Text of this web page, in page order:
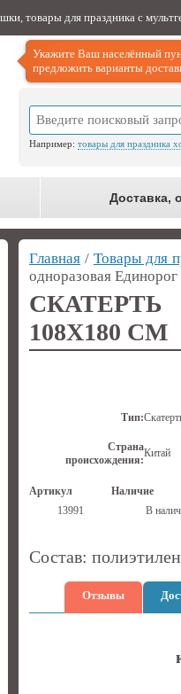
товары для праздника с
Укажите Ваш населённый
предложить варианты
Например: товары для праздника
Доставка,
Главная / Товары для
одноразовая
108Х180 СМ
Тип:
Страна
происхождения:
Китай
Артикул
Наличие
13991
В
Состав:
Отзывы